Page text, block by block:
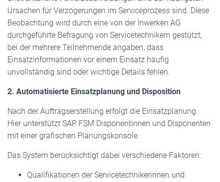
Ursachen für Verzögerungen im Serviceprozess sind. Diese
Beobachtung wird durch eine von der Inwerken AG
durchgeführte Befragung von Servicetechnikern gestützt,
bei der mehrere Teilnehmende angaben, dass
Einsatzinformationen vor einem Einsatz häufig
unvollständig sind oder wichtige Details fehlen.
2. Automatisierte Einsatzplanung und Disposition
Nach der Auftragserstellung erfolgt die Einsatzplanung.
Hier unterstützt SAP FSM Disponentinnen und Disponenten
mit einer grafischen Planungskonsole.
Das System berücksichtigt dabei verschiedene Faktoren:
Qualifikationen der Servicetechnikerinnen und